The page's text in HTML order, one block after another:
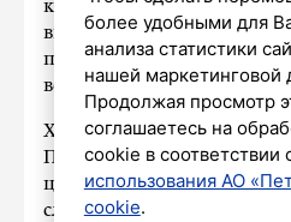
которые создают зачин
вперед. Думаю, через сто
продолжен, что
вехой в богатейшей
Хочу сказать будущим
Петербург и его
целились многие враги,
сломить дух горожан.
более удобными для
анализа статистики
нашей маркетинговой
Продолжая просмотр
соглашаетесь на
cookie в соответствии
использования АО
cookie.